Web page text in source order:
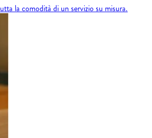
la comodità di un servizio su misura.